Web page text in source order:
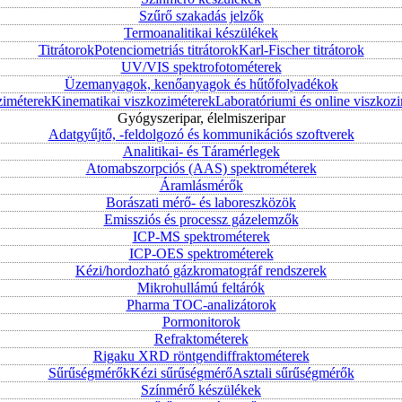
Szűrő szakadás jelzők
Termoanalitikai készülékek
TitrátorokPotenciometriás titrátorokKarl-Fischer titrátorok
UV/VIS spektrofotométerek
Üzemanyagok, kenőanyagok és hűtőfolyadékok
Kinematikai viszkoziméterekLaboratóriumi és online
Gyógyszeripar, élelmiszeripar
Adatgyűjtő, -feldolgozó és kommunikációs szoftverek
Analitikai- és Táramérlegek
Atomabszorpciós (AAS) spektrométerek
Áramlásmérők
Borászati mérő- és laboreszközök
Emissziós és processz gázelemzők
ICP-MS spektrométerek
ICP-OES spektrométerek
Kézi/hordozható gázkromatográf rendszerek
Mikrohullámú feltárók
Pharma TOC-analizátorok
Pormonitorok
Refraktométerek
Rigaku XRD röntgendiffraktométerek
SűrűségmérőkKézi sűrűségmérőAsztali sűrűségmérők
Színmérő készülékek